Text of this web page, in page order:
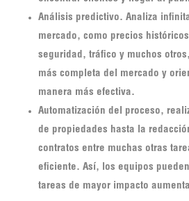
Análisis predictivo. Analiza
mercado, como precios
seguridad, tráfico y muchos
más completa del mercado y
manera más efectiva.
Automatización del proceso,
de propiedades hasta la
contratos entre muchas otras
eficiente. Así, los equipos
tareas de mayor impacto